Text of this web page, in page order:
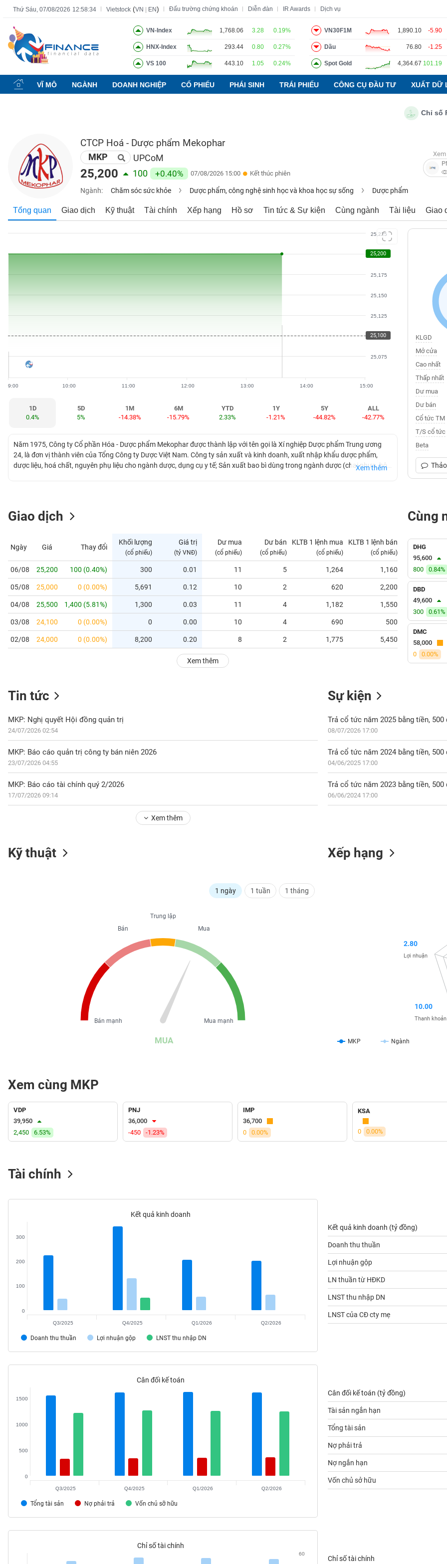
Thứ Sáu, 07/08/2026 12:58:35 Vietstock (VN EN) Đấu trường chứng khoán Diễn đàn IR Awards Dịch vụ
VN-Index 1,768.06 3.28 0.19%
HNX-Index 293.44 0.80 0.27%
VS 100 443.10 1.05 0.24%
VN30F1M 1,890.10 -5.90
Dầu 76.80 -1.25
Spot Gold 4,364.67 101.19
VĨ MÔ NGÀNH DOANH NGHIỆP CỔ PHIẾU PHÁI SINH TRÁI PHIẾU CÔNG CỤ ĐẦU TƯ XUẤT DỮ
Chỉ số PMI
CTCP Hoá - Dược phẩm Mekophar
MKP UPCoM
25,200 100 +0.40% 07/08/2026 15:00 Kết thúc phiên
Ngành: Chăm sóc sức khỏe Dược phẩm, công nghệ sinh học và khoa học sự sống Dược phẩm
Tổng quan Giao dịch Kỹ thuật Tài chính Xếp hạng Hồ sơ Tin tức & Sự kiện Cùng ngành Tài liệu Giao
25,100
25,075
25,125
25,150
25,175
25,200
25,225
9:00 10:00 11:00 12:00 13:00 14:00 15:00
25,100
25,200
1D
0.4%
5D
5%
1M
-14.38%
6M
-15.79%
YTD
2.33%
1Y
-1.21%
5Y
-44.82%
ALL
-42.77%
Năm 1975, Công ty Cổ phần Hóa - Dược phẩm Mekophar được thành lập với tên gọi là Xí nghiệp Dược phẩm Trung ương
24, là đơn vị thành viên của Tổng Công ty Dược Việt Nam. Công ty sản xuất và kinh doanh, xuất nhập khẩu dược phẩm,
dược liệu, hoá chất, nguyên phụ liệu cho ngành dược, dụng cụ y tế; Sản xuất bao bì dùng trong ngành dược (chai nhựa, hộp
Xem thêm
KLGD
Mở cửa
Cao nhất
Thấp nhất
Dư mua
Dư bán
Cổ tức TM
T/S cổ tức
Beta
Giao dịch
Ngày Giá Thay đổi
Khối lượng
(cổ phiếu)
Giá trị
(tỷ VNĐ)
Dư mua
(cổ phiếu)
Dư bán
(cổ phiếu)
KLTB 1 lệnh mua
(cổ phiếu)
KLTB 1 lệnh bán
(cổ phiếu)
06/08 25,200 100 (0.40%) 300 0.01 11 5 1,264 1,160 0.00
05/08 25,000 0 (0.00%) 5,691 0.12 10 2 620 2,200
04/08 25,500 1,400 (5.81%) 1,300 0.03 11 4 1,182 1,550 0.00
03/08 24,100 0 (0.00%) 0 0.00 10 4 690 500 0.00
02/08 24,000 0 (0.00%) 8,200 0.20 8 2 1,775 5,450 0.00
Xem thêm
Cùng
DHG
95,600
800
0.84%
DBD
49,600
300
0.61%
DMC
58,000
0
0.00%
Tin tức
MKP: Nghị quyết Hội đồng quản trị
24/07/2026 02:54
MKP: Báo cáo quản trị công ty bán niên 2026
23/07/2026 04:55
MKP: Báo cáo tài chính quý 2/2026
17/07/2026 09:14
Xem thêm
Sự kiện
Trả cổ tức năm 2025 bằng tiền, 500
08/07/2026 17:00
Trả cổ tức năm 2024 bằng tiền, 500
04/06/2025 17:00
Trả cổ tức năm 2023 bằng tiền, 500
06/06/2024 17:00
Kỹ thuật
1 ngày 1 tuần 1 tháng
MUA
Trung lập
Mua
Mua mạnh
Bán
Bán mạnh
Xếp hạng
MKP Ngành
10.00
Thanh khoản
2.80
Lợi nhuận
Xem cùng MKP
VDP
39,950
2,450
6.53%
PNJ
36,000
-450
-1.23%
IMP
36,700
0
0.00%
KSA
0 0.00%
Tài chính
Kết quả kinh doanh
Doanh thu thuần Lợi nhuận gộp LNST thu nhập DN
0
100
200
300
Q3/2025 Q4/2025 Q1/2026 Q2/2026
Kết quả kinh doanh (tỷ đồng)
Doanh thu thuần
Lợi nhuận gộp
LN thuần từ HĐKD
LNST thu nhập DN
LNST của CĐ cty mẹ
Cân đối kế toán
Tổng tài sản Nợ phải trả Vốn chủ sỡ hữu
0
500
1000
1500
Q3/2025 Q4/2025 Q1/2026 Q2/2026
Cân đối kế toán (tỷ đồng)
Tài sản ngắn hạn
Tổng tài sản
Nợ phải trả
Nợ ngắn hạn
Vốn chủ sở hữu
Chỉ số tài chính
60
Chỉ số tài chính
Tất cả Tính năng Ngành Mã chứng khoán Lãnh đạo Báo cáo phân tích Thuật ngữ
Tính
năng
(-)
CHỨNG
KHOÁN
NGHIỆP
ĐỘNG
HÓA
GIỚI
CÁ
NHÂN
PHÂN
TÍCH
VIETSTOCKFINANCE
DOANH
NGHIỆP
CỔ
PHIẾU
SINH
(-)
VS-
SECTOR
NGUYÊN
VẬT
NGHIỆP
TIÊU
DÙNG
YẾU
TIÊU
THIẾT